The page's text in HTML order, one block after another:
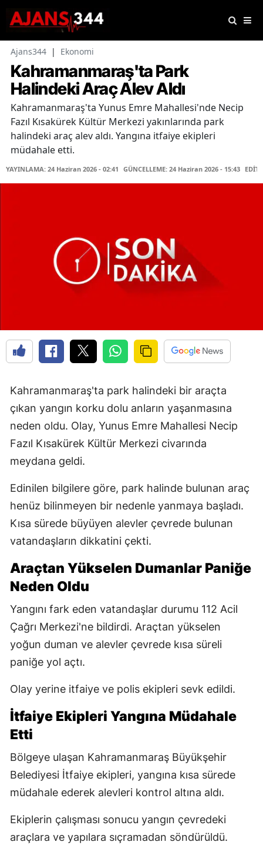
Ajans344 | Ekonomi
Kahramanmaraş'ta Park
Halindeki Araç Alev Aldı
Kahramanmaraş'ta Yunus Emre Mahallesi'nde Necip
Fazıl Kısakürek Kültür Merkezi yakınlarında park
halindeki araç alev aldı. Yangına itfaiye ekipleri
müdahale etti.
YAYINLAMA: 24 Haziran 2026 - 02:41 GÜNCELLEME: 24 Haziran 2026 - 15:43
Kahramanmaraş'ta park halindeki bir araçta
çıkan yangın korku dolu anların yaşanmasına
neden oldu. Olay, Yunus Emre Mahallesi Necip
Fazıl Kısakürek Kültür Merkezi civarında
meydana geldi.
Edinilen bilgilere göre, park halinde bulunan araç
henüz bilinmeyen bir nedenle yanmaya başladı.
Kısa sürede büyüyen alevler çevrede bulunan
vatandaşların dikkatini çekti.
Araçtan Yükselen Dumanlar Paniğe
Neden Oldu
Yangını fark eden vatandaşlar durumu 112 Acil
Çağrı Merkezi'ne bildirdi. Araçtan yükselen
yoğun duman ve alevler çevrede kısa süreli
paniğe yol açtı.
Olay yerine itfaiye ve polis ekipleri sevk edildi.
İtfaiye Ekipleri Yangına Müdahale
Etti
Bölgeye ulaşan Kahramanmaraş Büyükşehir
Belediyesi İtfaiye ekipleri, yangına kısa sürede
müdahale ederek alevleri kontrol altına aldı.
Ekiplerin çalışması sonucu yangın çevredeki
araçlara ve yapılara sıçramadan söndürüldü.